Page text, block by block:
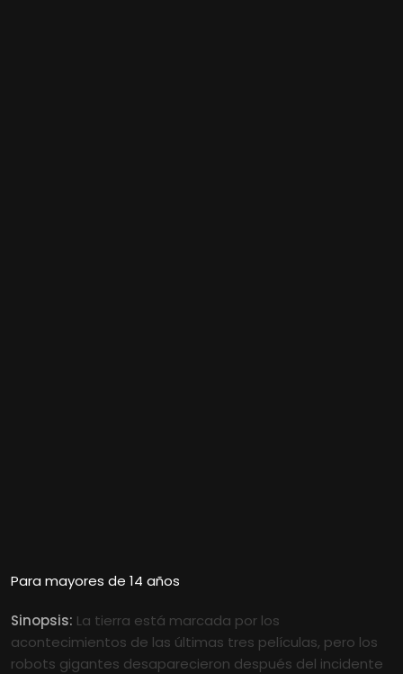
Para mayores de 14 años
Sinopsis: La tierra está marcada por los
acontecimientos de las últimas tres películas, pero los
robots gigantes desaparecieron después del incidente